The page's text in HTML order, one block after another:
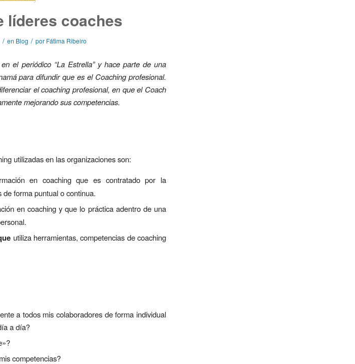
líderes coaches
/ en Blog / por Fátima Ribeiro
el periódico “La Estrella” y hace parte de una
para difundir que es el Coaching profesional.
el coaching profesional, en que el Coach
mejorando sus competencias.
utilizadas en las organizaciones son:
en coaching que es contratado por la
forma puntual o continua.
en coaching y que lo práctica adentro de una
utiliza herramientas, competencias de coaching
a todos mis colaboradores de forma individual
a día?
competencias?